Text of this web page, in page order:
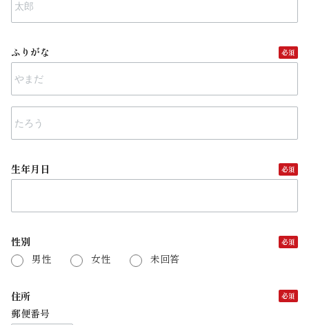
ふりがな
生年月日
性別
男性
女性 未回答
住所
郵便番号